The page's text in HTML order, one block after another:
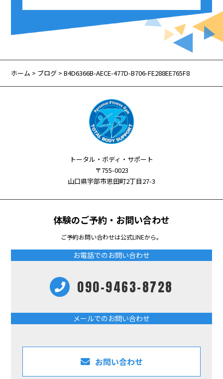
ホーム > ブログ > B4D6366B-AECE-477D-B706-FE288EE765F8
トータル・ボディ・サポート
〒755-0023
山口県宇部市恩田町2丁目27-3
体験のご予約・お問い合わせ
ご予約お問い合わせは公式LINEから。
お電話でのお問い合わせ
090-9463-8728
メールでのお問い合わせ
お問い合わせ